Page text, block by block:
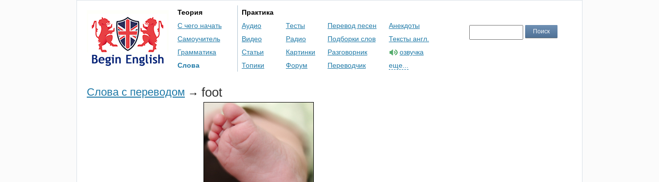
Теория
С чего начать
Самоучитель
Грамматика
Слова
Практика
Аудио
Видео
Статьи
Топики
Тесты
Радио
Картинки
Форум
Перевод песен
Подборки слов
Разговорник
Переводчик
Анекдоты
Тексты англ.
озвучка
еще...
Слова с переводом → foot